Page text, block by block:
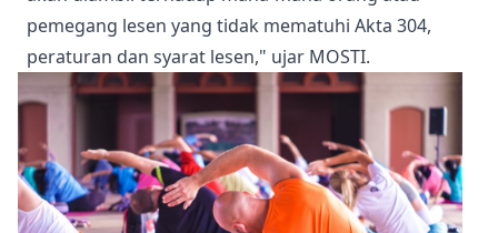
pemegang lesen yang tidak mematuhi Akta 304,
peraturan dan syarat lesen," ujar MOSTI.